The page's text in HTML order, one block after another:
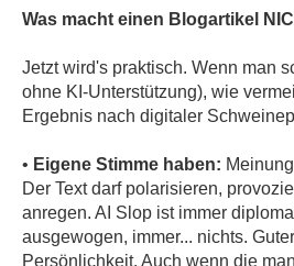
Was macht einen Blogartikel
Jetzt wird's praktisch. Wenn man
ohne KI-Unterstützung), wie
Ergebnis nach digitaler
• Eigene Stimme haben:
Der Text darf polarisieren,
anregen. AI Slop ist immer
ausgewogen, immer... nichts.
Persönlichkeit. Auch wenn die